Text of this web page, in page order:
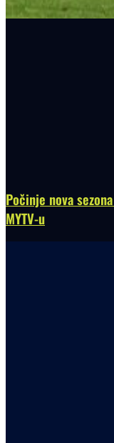
Počinje nova
MYTV-u